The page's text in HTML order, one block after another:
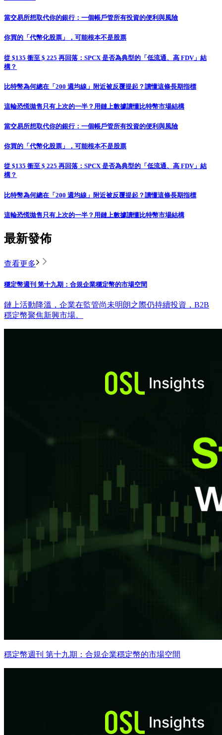
當交易所想取代你的銀行：一個帳戶管所有投資的便利與風險
你買的「代幣化股票」，可能根本不是股票
從 $135 衝至 $ 225 再回落：SPCX 是否為典型的「低流通、高 FDV」結
構？
比特幣為何總在「200 週均線」附近被反覆提起？讀懂這條長期指標
這輪恐慌拋售只有上次的一半？用鏈上數據讀懂比特幣市場結構
當交易所想取代你的銀行：一個帳戶管所有投資的便利與風險
你買的「代幣化股票」，可能根本不是股票
從 $135 衝至 $ 225 再回落：SPCX 是否為典型的「低流通、高 FDV」結
構？
比特幣為何總在「200 週均線」附近被反覆提起？讀懂這條長期指標
這輪恐慌拋售只有上次的一半？用鏈上數據讀懂比特幣市場結構
最新發佈
查看更多
穩定幣週刊 第十九期：合規企業穩定幣的市場空間
鏈上活動降溫，企業在監管尚未明朗之際仍持續投資，B2B
穩定幣聚焦新興市場。
穩定幣週刊 第十九期：合規企業穩定幣的市場空間